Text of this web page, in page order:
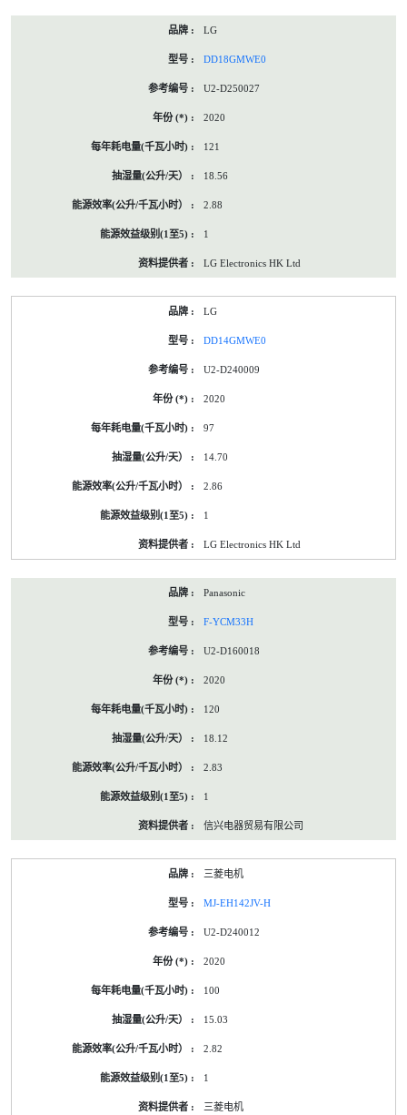
LG
DD18GMWE0
U2-D250027
2020
121
18.56
2.88
1
LG Electronics HK Ltd
LG
DD14GMWE0
U2-D240009
2020
97
14.70
2.86
1
LG Electronics HK Ltd
Panasonic
F-YCM33H
U2-D160018
2020
120
18.12
2.83
1
信兴电器贸易有限公司
三菱电机
MJ-EH142JV-H
U2-D240012
2020
100
15.03
2.82
1
三菱电机